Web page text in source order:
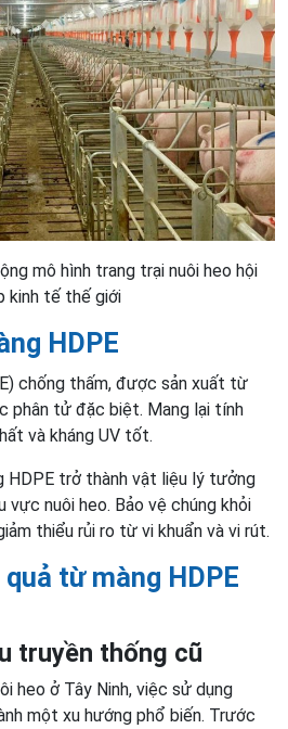
mô hình trang trại nuôi heo hội
kinh tế thế giới
HDPE
chống thấm, được sản xuất từ
phân tử đặc biệt. Mang lại tính
và kháng UV tốt.
HDPE trở thành vật liệu lý tưởng
vực nuôi heo. Bảo vệ chúng khỏi
thiểu rủi ro từ vi khuẩn và vi rút.
từ màng HDPE
truyền thống cũ
heo ở Tây Ninh, việc sử dụng
một xu hướng phổ biến. Trước